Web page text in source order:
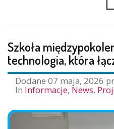
Szkoła
technologia, która
Dodane 07 maja, 2026
In Informacje, News,